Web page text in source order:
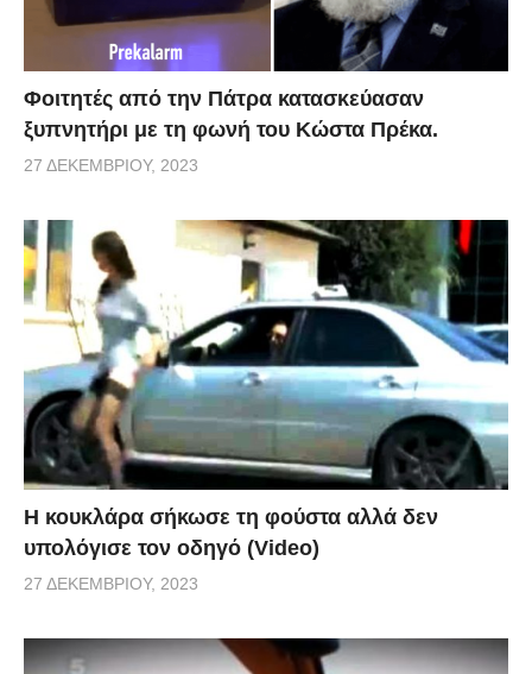
Φοιτητές από την Πάτρα κατασκεύασαν
ξυπνητήρι με τη φωνή του Κώστα Πρέκα.
27 ΔΕΚΕΜΒΡΊΟΥ, 2023
Η κουκλάρα σήκωσε τη φούστα αλλά δεν
υπολόγισε τον οδηγό (Video)
27 ΔΕΚΕΜΒΡΊΟΥ, 2023